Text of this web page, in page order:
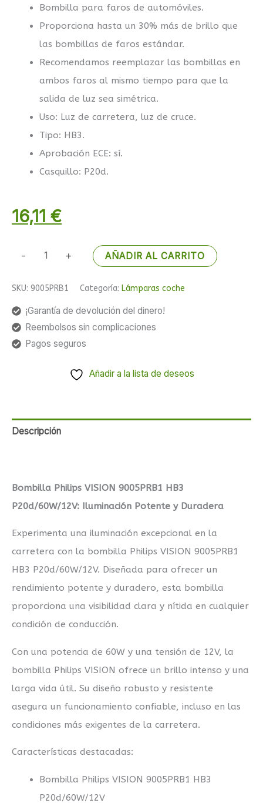
Bombilla para faros de automóviles.
Proporciona hasta un 30% más de brillo que
las bombillas de faros estándar.
Recomendamos reemplazar las bombillas en
ambos faros al mismo tiempo para que la
salida de luz sea simétrica.
Uso: Luz de carretera, luz de cruce.
Tipo: HB3.
Aprobación ECE: sí.
Casquillo: P20d.
16,11 €
- + AÑADIR AL CARRITO
SKU: 9005PRB1 Categoría: Lámparas coche
¡Garantía de devolución del dinero!
Reembolsos sin complicaciones
Pagos seguros
Añadir a la lista de deseos
Descripción
Bombilla Philips VISION 9005PRB1 HB3
P20d/60W/12V: Iluminación Potente y Duradera
Experimenta una iluminación excepcional en la
carretera con la bombilla Philips VISION 9005PRB1
HB3 P20d/60W/12V. Diseñada para ofrecer un
rendimiento potente y duradero, esta bombilla
proporciona una visibilidad clara y nítida en cualquier
condición de conducción.
Con una potencia de 60W y una tensión de 12V, la
bombilla Philips VISION ofrece un brillo intenso y una
larga vida útil. Su diseño robusto y resistente
asegura un funcionamiento confiable, incluso en las
condiciones más exigentes de la carretera.
Características destacadas:
Bombilla Philips VISION 9005PRB1 HB3
P20d/60W/12V